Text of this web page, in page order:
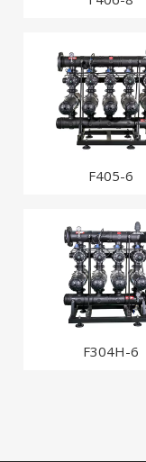
F405-6
F304H-6